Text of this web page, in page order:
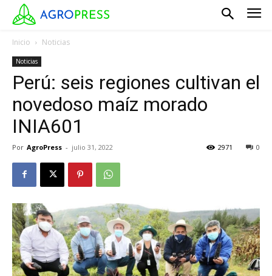
Inicio Noticias
Noticias
Perú: seis regiones cultivan el
novedoso maíz morado
INIA601
Por AgroPress - julio 31, 2022 0
2971